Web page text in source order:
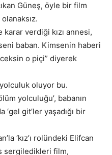
Güneş, öyle bir film
verdiği kızı annesi,
baban. Kimsenin haberi
o piçi” diyerek
yolculuk oluyor bu.
yolculuğu’, babanın
‘gel git’ler yaşadığı bir
‘kız’ı rolündeki Elifcan
sergiledikleri film,